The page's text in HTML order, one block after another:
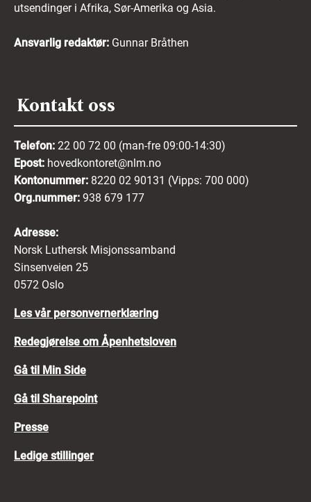
utsendinger i Afrika, Sør-Amerika og Asia.
Ansvarlig redaktør: Gunnar Bråthen
Kontakt oss
Telefon: 22 00 72 00 (man-fre 09:00-14:30)
Epost: hovedkontoret@nlm.no
Kontonummer: 8220 02 90131 (Vipps: 700 000)
Org.nummer: 938 679 177
Adresse:
Norsk Luthersk Misjonssamband
Sinsenveien 25
0572 Oslo
Les vår personvernerklæring
Redegjørelse om Åpenhetsloven
Gå til Min Side
Gå til Sharepoint
Presse
Ledige stillinger